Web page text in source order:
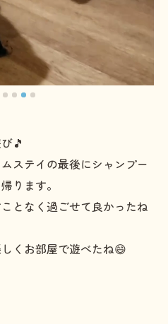
🎵
ステイの最後にシャンプー
ります。
となく過ごせて良かったね
くお部屋で遊べたね😄